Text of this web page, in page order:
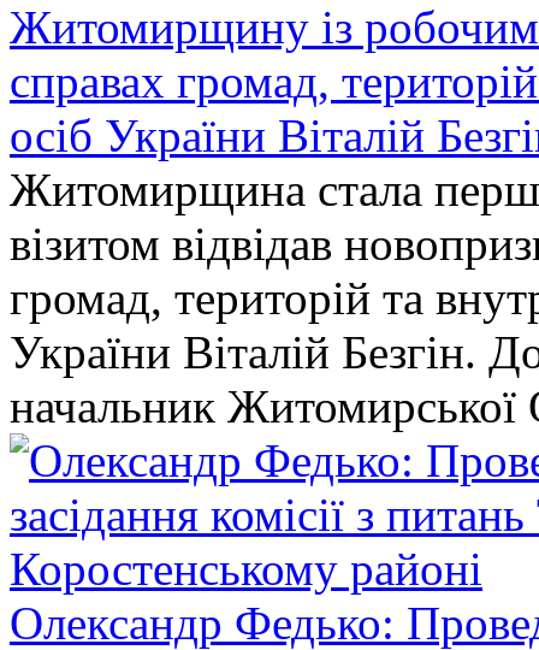
Житомирщину із робочим
справах громад,
осіб України Віталій
Житомирщина стала
візитом відвідав
громад, територій та
України Віталій Безгін.
начальник
Олександр Федько: